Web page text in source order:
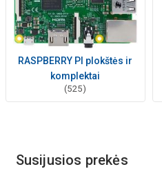
RASPBERRY PI plokštės ir
komplektai
(525)
Susijusios prekės